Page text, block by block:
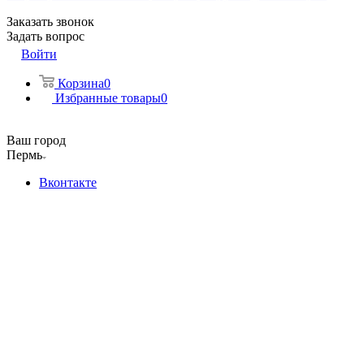
Заказать звонок
Задать вопрос
Войти
Корзина0
Избранные товары0
Ваш город
Пермь
Вконтакте